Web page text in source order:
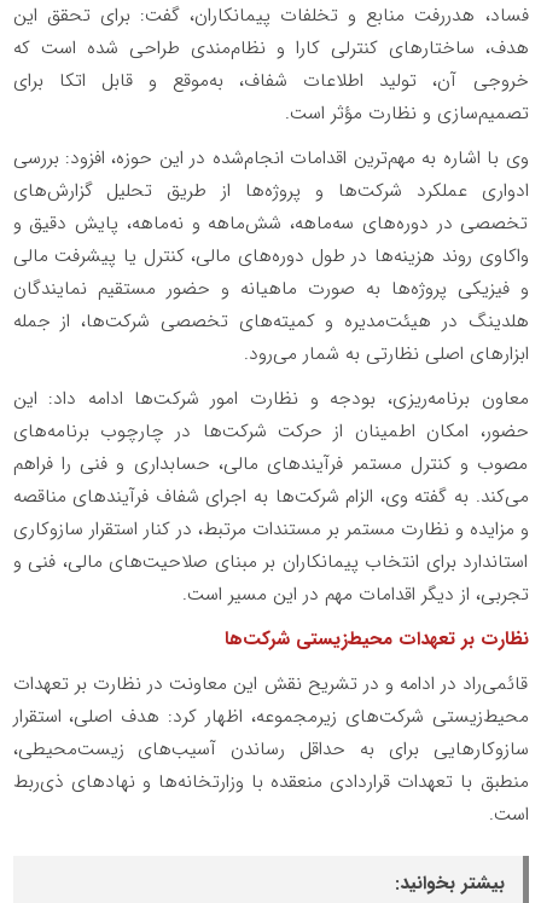
فساد، هدررفت منابع و تخلفات پیمانکاران، گفت: برای تحقق این
هدف، ساختارهای کنترلی کارا و نظام‌مندی طراحی شده است که
خروجی آن، تولید اطلاعات شفاف، به‌موقع و قابل اتکا برای
تصمیم‌سازی و نظارت مؤثر است.
وی با اشاره به مهم‌ترین اقدامات انجام‌شده در این حوزه، افزود: بررسی
ادواری عملکرد شرکت‌ها و پروژه‌ها از طریق تحلیل گزارش‌های
تخصصی در دوره‌های سه‌ماهه، شش‌ماهه و نه‌ماهه، پایش دقیق و
واکاوی روند هزینه‌ها در طول دوره‌های مالی، کنترل یا پیشرفت مالی
و فیزیکی پروژه‌ها به صورت ماهیانه و حضور مستقیم نمایندگان
هلدینگ در هیئت‌مدیره و کمیته‌های تخصصی شرکت‌ها، از جمله
ابزارهای اصلی نظارتی به شمار می‌رود.
معاون برنامه‌ریزی، بودجه و نظارت امور شرکت‌ها ادامه داد: این
حضور، امکان اطمینان از حرکت شرکت‌ها در چارچوب برنامه‌های
مصوب و کنترل مستمر فرآیندهای مالی، حسابداری و فنی را فراهم
می‌کند. به گفته وی، الزام شرکت‌ها به اجرای شفاف فرآیندهای مناقصه
و مزایده و نظارت مستمر بر مستندات مرتبط، در کنار استقرار سازوکاری
استاندارد برای انتخاب پیمانکاران بر مبنای صلاحیت‌های مالی، فنی و
تجربی، از دیگر اقدامات مهم در این مسیر است.
نظارت بر تعهدات محیط‌زیستی شرکت‌ها
قائمی‌راد در ادامه و در تشریح نقش این معاونت در نظارت بر تعهدات
محیط‌زیستی شرکت‌های زیرمجموعه، اظهار کرد: هدف اصلی، استقرار
سازوکارهایی برای به حداقل رساندن آسیب‌های زیست‌محیطی،
منطبق با تعهدات قراردادی منعقده با وزارتخانه‌ها و نهادهای ذی‌ربط
است.
بیشتر بخوانید: